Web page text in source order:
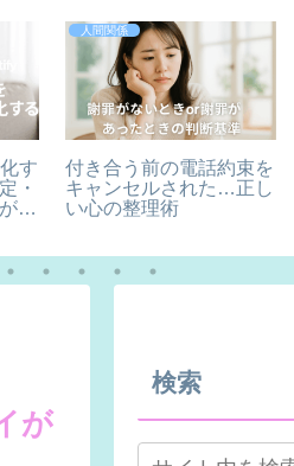
す
・
途
人間関係
付き合う前の電話約束を
キャンセルされた…正し
い心の整理術
が
検索